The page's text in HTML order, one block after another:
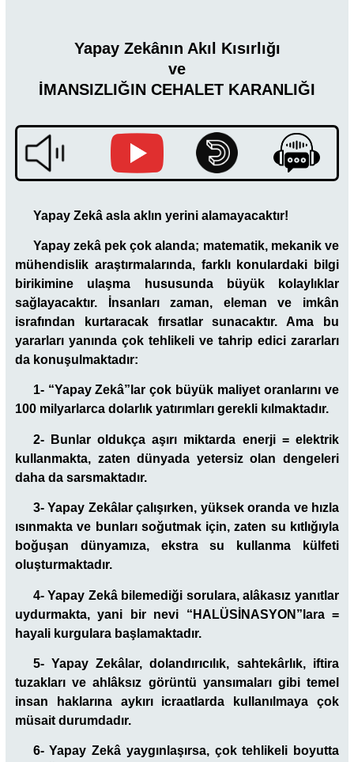
Yapay Zekânın Akıl Kısırlığı
ve
İMANSIZLIĞIN CEHALET KARANLIĞI
Yapay Zekâ asla aklın yerini alamayacaktır!
Yapay zekâ pek çok alanda; matematik, mekanik ve
mühendislik araştırmalarında, farklı konulardaki bilgi
birikimine ulaşma hususunda büyük kolaylıklar
sağlayacaktır. İnsanları zaman, eleman ve imkân
israfından kurtaracak fırsatlar sunacaktır. Ama bu
yararları yanında çok tehlikeli ve tahrip edici zararları
da konuşulmaktadır:
1- “Yapay Zekâ”lar çok büyük maliyet oranlarını ve
100 milyarlarca dolarlık yatırımları gerekli kılmaktadır.
2- Bunlar oldukça aşırı miktarda enerji = elektrik
kullanmakta, zaten dünyada yetersiz olan dengeleri
daha da sarsmaktadır.
3- Yapay Zekâlar çalışırken, yüksek oranda ve hızla
ısınmakta ve bunları soğutmak için, zaten su kıtlığıyla
boğuşan dünyamıza, ekstra su kullanma külfeti
oluşturmaktadır.
4- Yapay Zekâ bilemediği sorulara, alâkasız yanıtlar
uydurmakta, yani bir nevi “HALÜSİNASYON”lara =
hayali kurgulara başlamaktadır.
5- Yapay Zekâlar, dolandırıcılık, sahtekârlık, iftira
tuzakları ve ahlâksız görüntü yansımaları gibi temel
insan haklarına aykırı icraatlarda kullanılmaya çok
müsait durumdadır.
6- Yapay Zekâ yaygınlaşırsa, çok tehlikeli boyutta